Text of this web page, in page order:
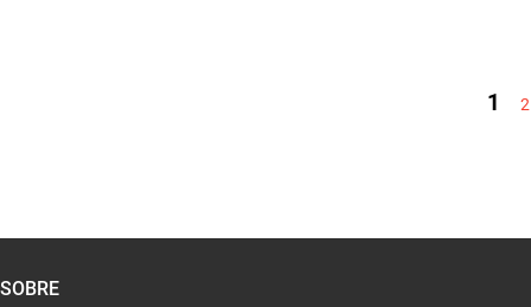
1 2
SOBRE